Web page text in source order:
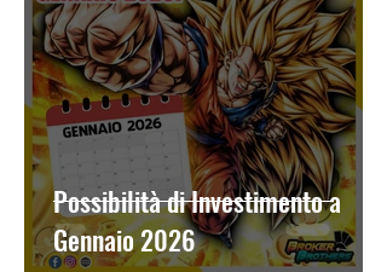
Possibilità di Investimento a
Gennaio 2026